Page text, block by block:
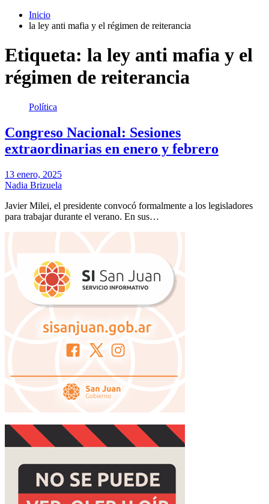
Inicio
la ley anti mafia y el régimen de reiterancia
Etiqueta: la ley anti mafia y el
régimen de reiterancia
Política
Congreso Nacional: Sesiones
extraordinarias en enero y febrero
13 enero, 2025
Nadia Brizuela
Javier Milei, el presidente convocó formalmente a los legisladores
para trabajar durante el verano. En sus…